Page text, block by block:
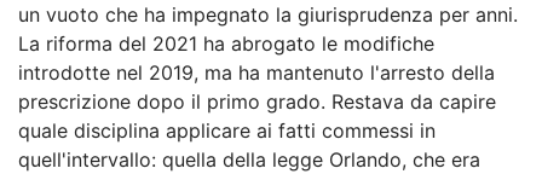
un vuoto che ha impegnato la giurisprudenza per anni.
La riforma del 2021 ha abrogato le modifiche
introdotte nel 2019, ma ha mantenuto l'arresto della
prescrizione dopo il primo grado. Restava da capire
quale disciplina applicare ai fatti commessi in
quell'intervallo: quella della legge Orlando, che era